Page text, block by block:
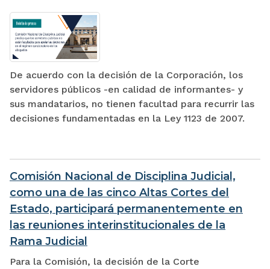
De acuerdo con la decisión de la Corporación, los
servidores públicos -en calidad de informantes- y
sus mandatarios, no tienen facultad para recurrir las
decisiones fundamentadas en la Ley 1123 de 2007.
Comisión Nacional de Disciplina Judicial,
como una de las cinco Altas Cortes del
Estado, participará permanentemente en
las reuniones interinstitucionales de la
Rama Judicial
Para la Comisión, la decisión de la Corte